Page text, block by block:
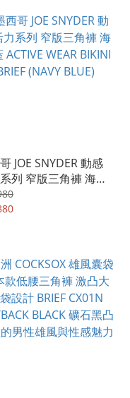
JOE SNYDER 動感
列 窄版三角褲 海軍
WEAR BIKINI
(NAVY BLUE)